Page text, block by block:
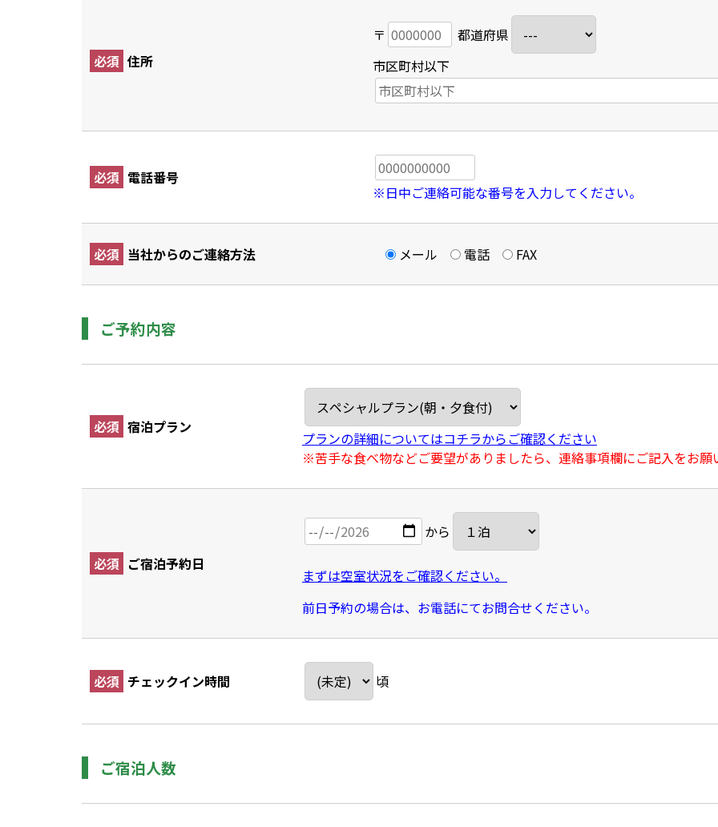
必須 住所
〒
都道府県
市区町村以下
必須 電話番号
※日中ご連絡可能な番号を入力してください。
必須 当社からのご連絡方法 メール 電話 FAX
ご予約内容
必須 宿泊プラン
プランの詳細についてはコチラからご確認ください
※苦手な食べ物などご要望がありましたら、連絡事項欄にご記入をお願
必須 ご宿泊予約日
から
まずは空室状況をご確認ください。
前日予約の場合は、お電話にてお問合せください。
必須 チェックイン時間 頃
ご宿泊人数